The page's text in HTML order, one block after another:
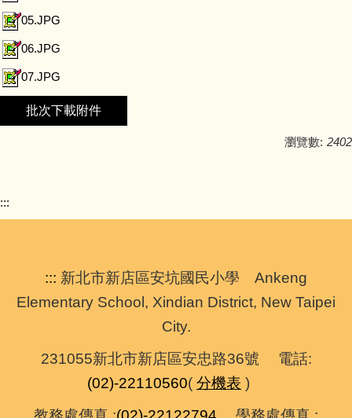
05.JPG
06.JPG
07.JPG
批次下載附件
瀏覽數: 2402
:::
::: 新北市新店區安坑國民小學 Ankeng
Elementary School, Xindian District, New Taipei
City.
231055新北市新店區安忠路36號 電話:
(02)-22110560( 分機表 )